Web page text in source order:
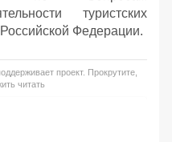
туристских
Федерации.
проект. Прокрутите,
читать